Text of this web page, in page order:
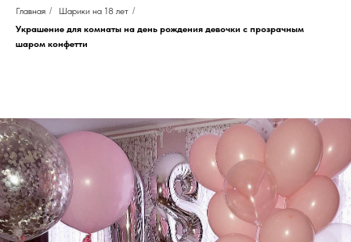
Главная / Шарики на 18 лет /
Украшение для комнаты на день рождения девочки с прозрачным
шаром конфетти